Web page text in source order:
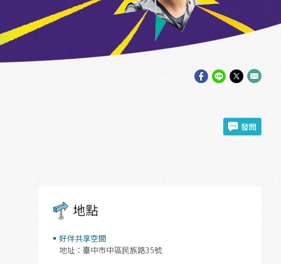
發問
地點
好伴共享空間
地址：臺中市中區民族路35號